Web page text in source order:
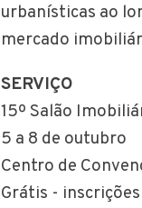
urbanísticas ao
mercado
SERVIÇO
15º Salão
5 a 8 de outubro
Centro de
Grátis -